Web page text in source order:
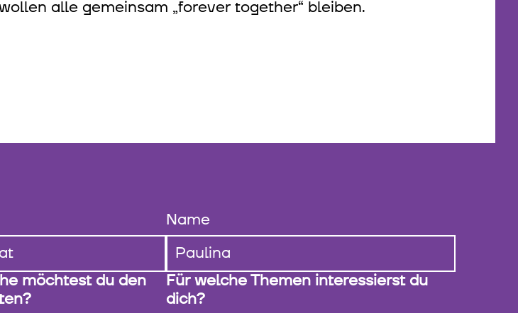
alle gemeinsam „forever together“ bleiben.
Name
möchtest du den
Für welche Themen interessierst du
dich?